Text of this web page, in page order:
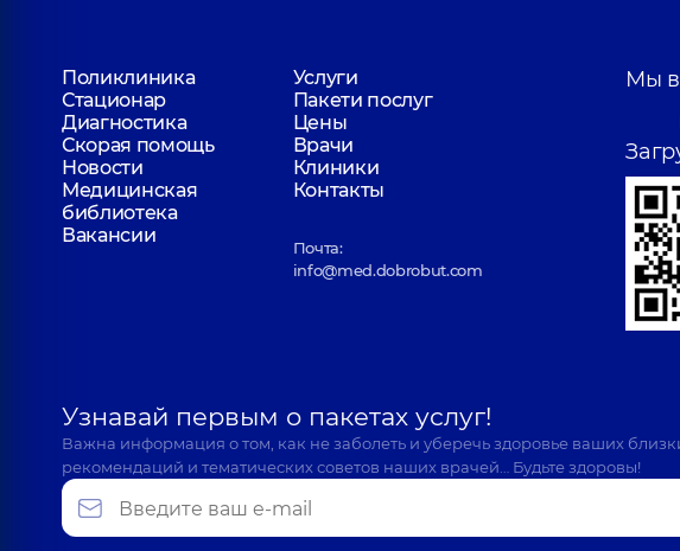
Поликлиника
Услуги
Стационар
Пакети послуг
Диагностика
Цены
Скорая помощь
Врачи
Новости
Клиники
Медицинская
библиотека
Контакты
Вакансии
Почта:
info@med.dobrobut.com
Мы в
Узнавай первым о пакетах услуг!
Важна информация о том, как не заболеть и уберечь здоровье ваших
рекомендаций и тематических советов наших врачей… Будьте здоровы!